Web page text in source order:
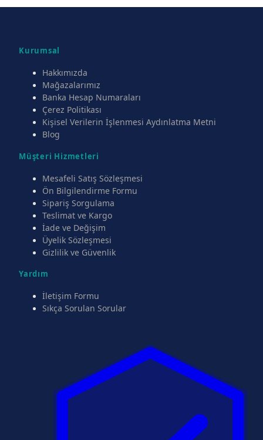
Kurumsal
Hakkımızda
Mağazalarımız
Banka Hesap Numaraları
Çerez Politikası
Kişisel Verilerin İşlenmesi Aydınlatma Metni
Blog
Müşteri Hizmetleri
Mesafeli Satış Sözleşmesi
Ön Bilgilendirme Formu
Sipariş Sorgulama
Teslimat ve Kargo
İade ve Değişim
Üyelik Sözleşmesi
Gizlilik ve Güvenlik
Yardım
İletişim Formu
Sıkça Sorulan Sorular